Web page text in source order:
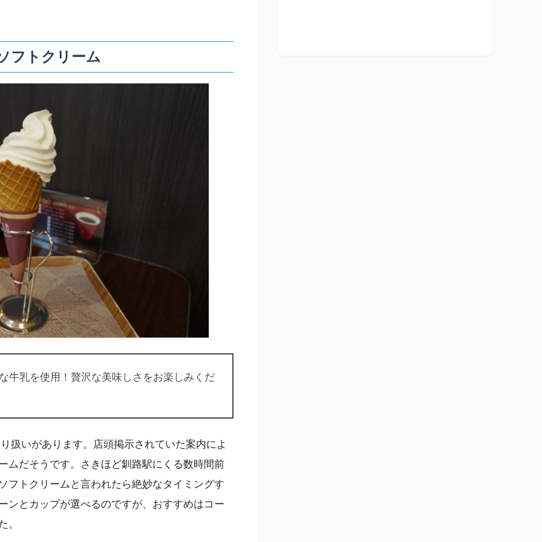
フトクリーム
牛乳を使用！贅沢な美味しさをお楽しみくだ
扱いがあります。店頭掲示されていた案内によ
ムだそうです。さきほど釧路駅にくる数時間前
フトクリームと言われたら絶妙なタイミングす
ンとカップが選べるのですが、おすすめはコー
。